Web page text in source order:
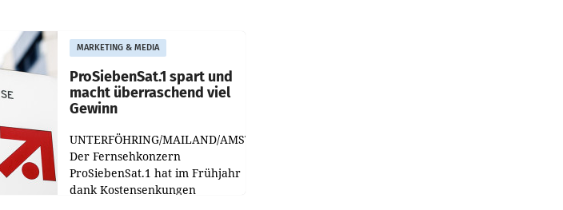
MARKETING & MEDIA
ProSiebenSat.1 spart und
macht überraschend viel
Gewinn
UNTERFÖHRING/MAILAND/AMSTERDAM.
Der Fernsehkonzern
ProSiebenSat.1 hat im Frühjahr
dank Kostensenkungen